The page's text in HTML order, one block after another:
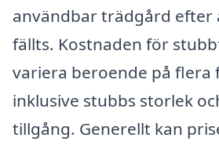
användbar trädgård
fällts. Kostnaden för
variera beroende på flera
inklusive stubbs storlek
tillgång. Generellt kan